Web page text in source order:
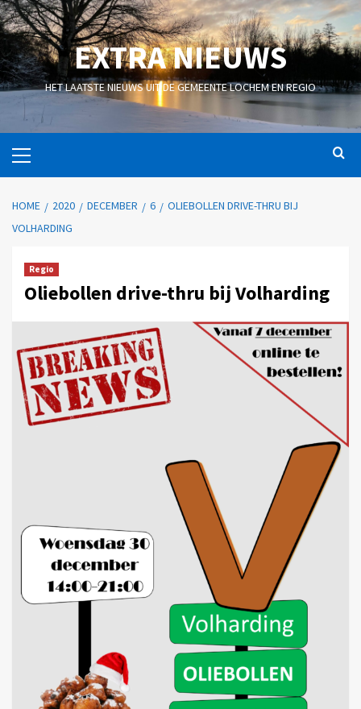
EXTRA NIEUWS
HET LAATSTE NIEUWS UIT DE GEMEENTE LOCHEM EN REGIO
HOME 2020 DECEMBER 6
OLIEBOLLEN DRIVE-THRU BIJ
VOLHARDING
Regio
Oliebollen drive-thru bij Volharding